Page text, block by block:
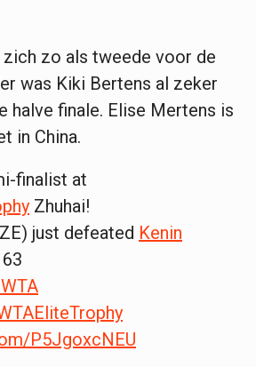
zo als tweede voor de
was Kiki Bertens al zeker
halve finale. Elise Mertens is
in China.
finalist at
Zhuhai!
just defeated Kenin
P5JgoxcNEU